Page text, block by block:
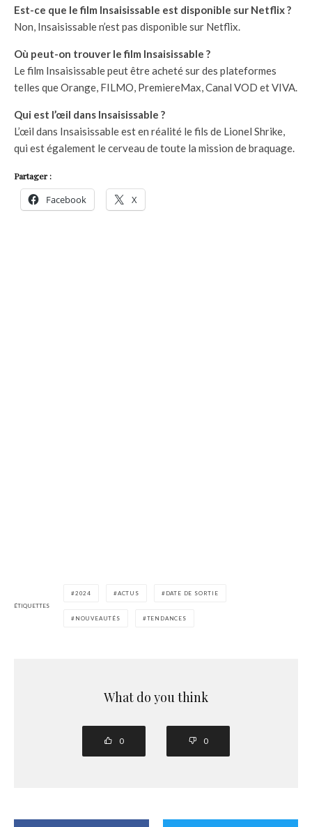
Est-ce que le film Insaisissable est disponible sur Netflix ?
Non, Insaisissable n’est pas disponible sur Netflix.
Où peut-on trouver le film Insaisissable ?
Le film Insaisissable peut être acheté sur des plateformes
telles que Orange, FILMO, PremiereMax, Canal VOD et VIVA.
Qui est l’œil dans Insaisissable ?
L’œil dans Insaisissable est en réalité le fils de Lionel Shrike,
qui est également le cerveau de toute la mission de braquage.
Partager :
Facebook X
ÉTIQUETTES
2024 ACTUS DATE DE SORTIE
NOUVEAUTÉS TENDANCES
What do you think
0 0